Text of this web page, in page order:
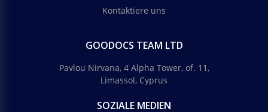
Kontaktiere uns
GOODOCS TEAM LTD
Pavlou Nirvana, 4 Alpha Tower, of. 11,
Limassol, Cyprus
SOZIALE MEDIEN